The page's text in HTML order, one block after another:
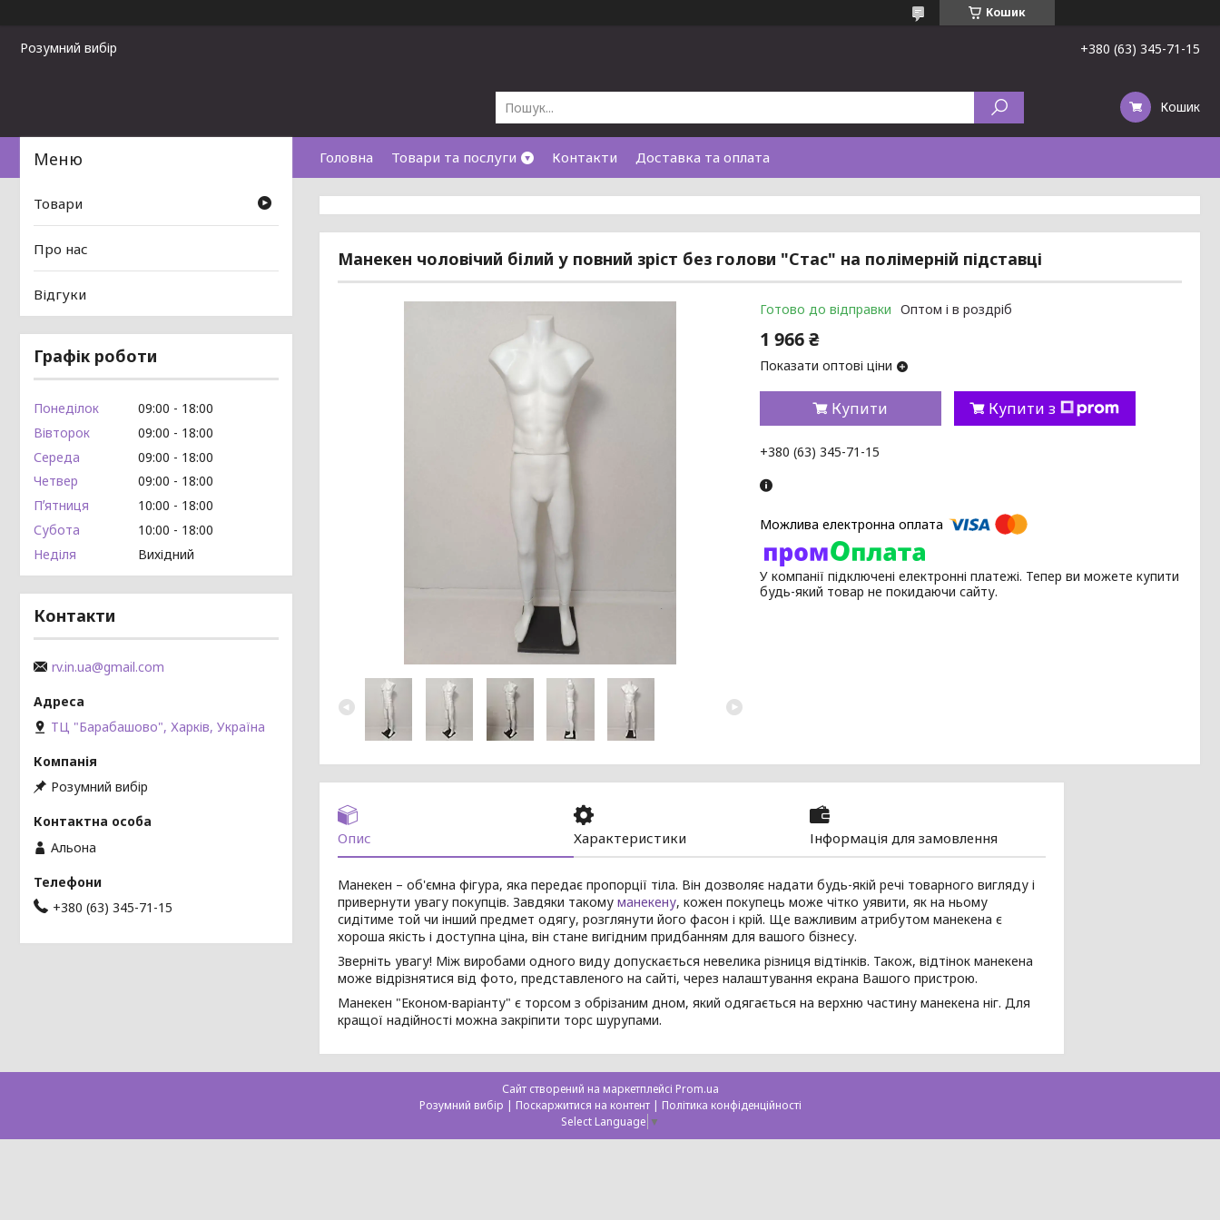
Кошик
Розумний вибір +380 (63) 345-71-15
Кошик
Головна Товари та послуги Контакти Доставка та оплата
Манекен чоловічий білий у повний зріст без голови "Стас" на полімерній підставці
Готово до відправки Оптом і в роздріб
1 966 ₴
Показати оптові ціни
Купити Купити з
+380 (63) 345-71-15
У компанії підключені електронні платежі. Тепер ви можете купити
будь-який товар не покидаючи сайту.
Опис Характеристики Інформація для замовлення
Манекен – об'ємна фігура, яка передає пропорції тіла. Він дозволяє надати будь-якій речі товарного вигляду і
привернути увагу покупців. Завдяки такому манекену, кожен покупець може чітко уявити, як на ньому
сидітиме той чи інший предмет одягу, розглянути його фасон і крій. Ще важливим атрибутом манекена є
хороша якість і доступна ціна, він стане вигідним придбанням для вашого бізнесу.
Зверніть увагу! Між виробами одного виду допускається невелика різниця відтінків. Також, відтінок манекена
може відрізнятися від фото, представленого на сайті, через налаштування екрана Вашого пристрою.
Манекен "Економ-варіанту" є торсом з обрізаним дном, який одягається на верхню частину манекена ніг. Для
кращої надійності можна закріпити торс шурупами.
Товари
Про нас
Відгуки
Графік роботи
Понеділок 09:00
18:00
Вівторок
09:00
18:00
Середа
09:00
18:00
Четвер
09:00
18:00
Пʼятниця
10:00
18:00
Субота
10:00
18:00
Неділя
Вихідний
Контакти
rv.in.ua@gmail.com
ТЦ "Барабашово", Харків, Україна
Розумний вибір
Альона
+380 (63) 345-71-15
Сайт створений на маркетплейсі Prom.ua
Розумний вибір | Поскаржитися на контент | Політика конфіденційності
Select Language ▼